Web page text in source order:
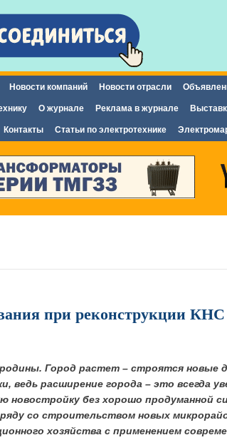
Новости компаний Новости отрасли
О журнале Реклама в журнале
Контакты Статьи по электротехнике
при реконструкции КНС
Город растет – строятся новые
расширение города – это всегда
новостройку без хорошо продуманной
со строительством новых
хозяйства с применением